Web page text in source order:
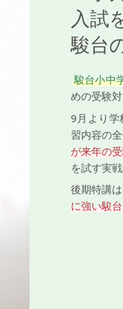
入試
駿台
駿台小中
めの受験
9月より学
習内容の
が来年の
を試す実
後期特講
に強い駿